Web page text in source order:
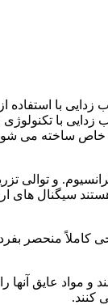
می باشد. که برای اولین بار در دنیا پروفسور دنیل
زدایی با
شرایط خاص ساخته
و توالی
سیگنال های
کاملاً منحصر
عایق آنها
کنند.